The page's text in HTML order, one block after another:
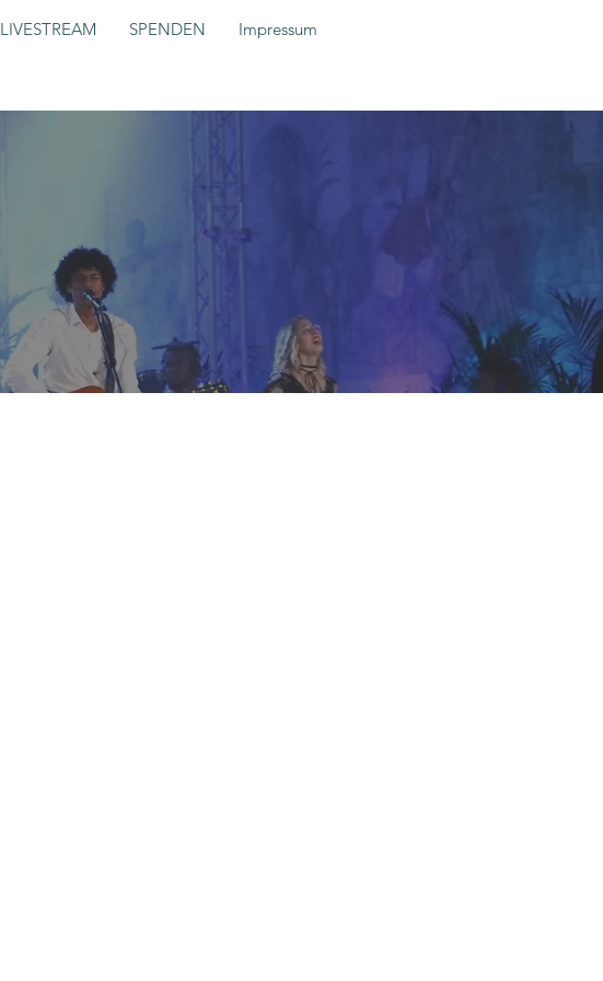
LIVESTREAM SPENDEN Impressum